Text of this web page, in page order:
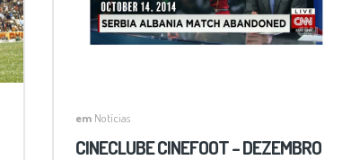
em Notícias
CINECLUBE CINEFOOT – DEZEMBRO